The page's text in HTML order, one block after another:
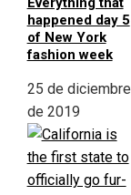
happened day 5
of New York
fashion week
25 de diciembre
de 2019